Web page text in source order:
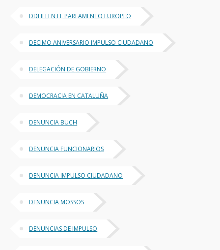
DDHH EN EL PARLAMENTO EUROPEO
DECIMO ANIVERSARIO IMPULSO CIUDADANO
DELEGACIÓN DE GOBIERNO
DEMOCRACIA EN CATALUÑA
DENUNCIA BUCH
DENUNCIA FUNCIONARIOS
DENUNCIA IMPULSO CIUDADANO
DENUNCIA MOSSOS
DENUNCIAS DE IMPULSO